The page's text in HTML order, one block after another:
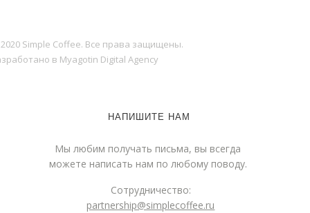
Simple Coffee. Все права защищены.
в Myagotin Digital Agency
НАПИШИТЕ НАМ
Мы любим получать письма, вы всегда
можете написать нам по любому поводу.
Сотрудничество:
partnership@simplecoffee.ru